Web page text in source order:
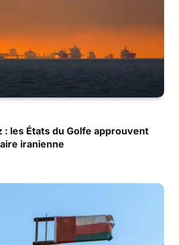
: les États du Golfe approuvent
iranienne